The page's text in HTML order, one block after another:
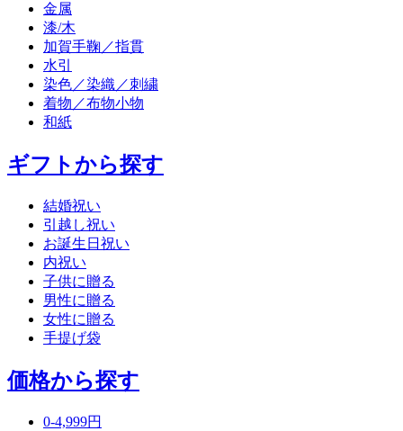
金属
漆/木
加賀手鞠／指貫
水引
染色／染織／刺繍
着物／布物小物
和紙
ギフトから探す
結婚祝い
引越し祝い
お誕生日祝い
内祝い
子供に贈る
男性に贈る
女性に贈る
手提げ袋
価格から探す
0-4,999円